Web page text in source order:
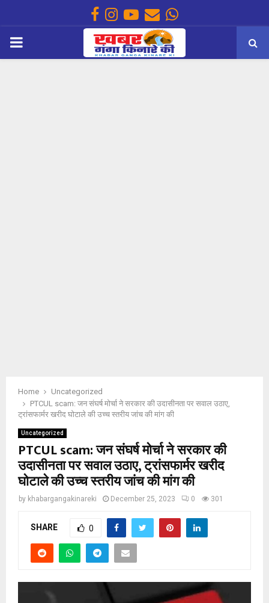
Facebook
Instagram
Youtube
EmailWhatsapp
PRIMARY
Home
Uncategorized
PTCUL scam: जन संघर्ष मोर्चा ने सरकार की उदासीनता पर सवाल उठाए,
ट्रांसफार्मर खरीद घोटाले की उच्च स्तरीय जांच की मांग की
Uncategorized
PTCUL scam: जन संघर्ष मोर्चा ने सरकार की
उदासीनता पर सवाल उठाए, ट्रांसफार्मर खरीद
घोटाले की उच्च स्तरीय जांच की मांग की
by khabargangakinareki December 25, 2023 0 301
SHARE 0